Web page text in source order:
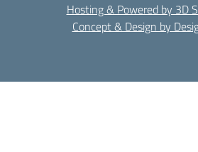
Hosting & Powered by 3D
Concept & Design by